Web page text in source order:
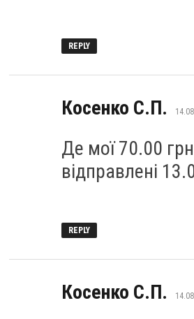
REPLY
Косенко С.П.
Де мої 70.00 грн
відправлені
REPLY
Косенко С.П.